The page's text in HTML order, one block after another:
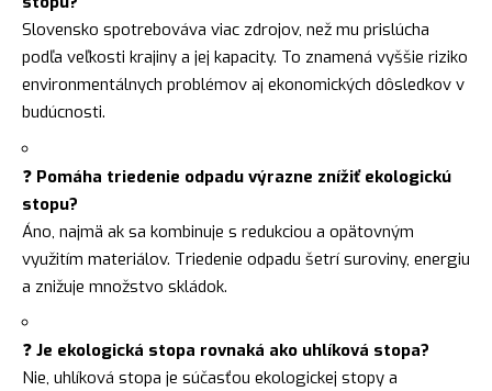
Slovensko spotrebováva viac zdrojov, než mu prislúcha
podľa veľkosti krajiny a jej kapacity. To znamená vyššie riziko
environmentálnych problémov aj ekonomických dôsledkov v
budúcnosti.
❓ Pomáha triedenie odpadu výrazne znížiť ekologickú
stopu?
Áno, najmä ak sa kombinuje s redukciou a opätovným
využitím materiálov. Triedenie odpadu šetrí suroviny, energiu
a znižuje množstvo skládok.
❓ Je ekologická stopa rovnaká ako uhlíková stopa?
Nie, uhlíková stopa je súčasťou ekologickej stopy a